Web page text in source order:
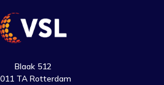
Blaak 512
TA Rotterdam